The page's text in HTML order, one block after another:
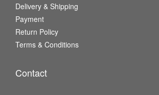
Delivery & Shipping
Payment
Return Policy
Terms & Conditions
Contact